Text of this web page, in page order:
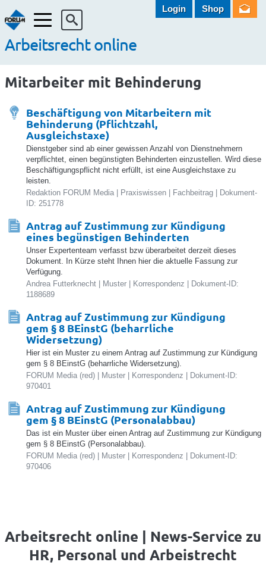
Menü
Arbeitsrecht online
Login Shop
Mitarbeiter mit Behinderung
Beschäftigung von Mitarbeitern mit
Behinderung (Pflichtzahl,
Ausgleichstaxe)
Dienstgeber sind ab einer gewissen Anzahl von Dienstnehmern
verpflichtet, einen begünstigten Behinderten einzustellen. Wird diese
Beschäftigungspflicht nicht erfüllt, ist eine Ausgleichstaxe zu
leisten.
Redaktion FORUM Media | Praxiswissen | Fachbeitrag | Dokument-
ID: 251778
Antrag auf Zustimmung zur Kündigung
eines begünstigen Behinderten
Unser Expertenteam verfasst bzw überarbeitet derzeit dieses
Dokument. In Kürze steht Ihnen hier die aktuelle Fassung zur
Verfügung.
Andrea Futterknecht | Muster | Korrespondenz | Dokument-ID:
1188689
Antrag auf Zustimmung zur Kündigung
gem § 8 BEinstG (beharrliche
Widersetzung)
Hier ist ein Muster zu einem Antrag auf Zustimmung zur Kündigung
gem § 8 BEinstG (beharrliche Widersetzung).
FORUM Media (red) | Muster | Korrespondenz | Dokument-ID:
970401
Antrag auf Zustimmung zur Kündigung
gem § 8 BEinstG (Personalabbau)
Das ist ein Muster über einen Antrag auf Zustimmung zur Kündigung
gem § 8 BEinstG (Personalabbau).
FORUM Media (red) | Muster | Korrespondenz | Dokument-ID:
970406
Arbeitsrecht online | News-Service zu
HR, Personal und Arbeistrecht